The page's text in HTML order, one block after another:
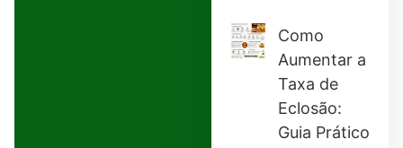
Como
Aumentar a
Taxa de
Eclosão:
Guia Prático